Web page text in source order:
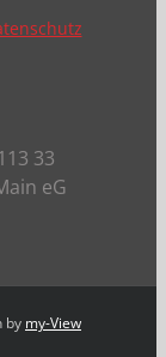
33
eG
by my-View